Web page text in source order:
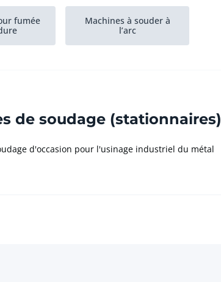
fumée
Machines à souder à
l’arc
de soudage (stationnaires)
d'occasion pour l'usinage industriel du métal